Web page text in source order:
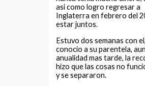
asi­ como logro regresar a
Inglaterra en febrero del
estar juntos.
Estuvo dos semanas con el,
conocio a su parentela,
anualidad mas tarde, la
hizo que las cosas no
y se separaron.